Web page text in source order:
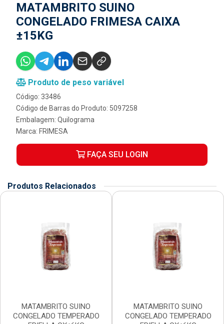
MATAMBRITO SUINO
CONGELADO FRIMESA CAIXA
±15KG
Produto de peso variável
Código: 33486
Código de Barras do Produto: 5097258
Embalagem: Quilograma
Marca: FRIMESA
FAÇA SEU LOGIN
Produtos Relacionados
MATAMBRITO SUINO
CONGELADO TEMPERADO
MATAMBRITO SUINO
CONGELADO TEMPERADO